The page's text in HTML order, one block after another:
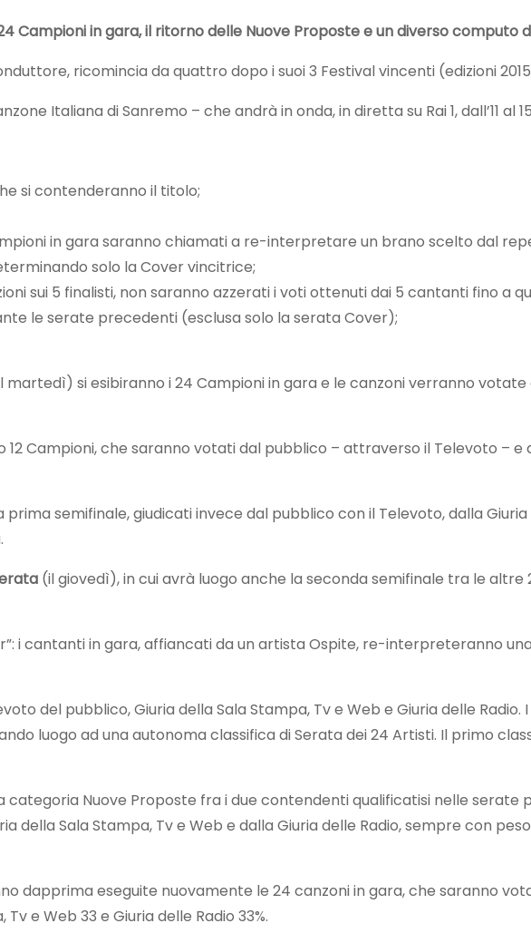
Campioni in gara, il ritorno delle Nuove Proposte e un diverso computo
ricomincia da quattro dopo i suoi 3 Festival vincenti (edizioni
Italiana di Sanremo – che andrà in onda, in diretta su Rai 1, dall’11 al
si contenderanno il titolo;
in gara saranno chiamati a re-interpretare un brano scelto dal
solo la Cover vincitrice;
sui 5 finalisti, non saranno azzerati i voti ottenuti dai 5 cantanti fino a
le serate precedenti (esclusa solo la serata Cover);
martedì) si esibiranno i 24 Campioni in gara e le canzoni verranno votate
Campioni, che saranno votati dal pubblico – attraverso il Televoto – e
semifinale, giudicati invece dal pubblico con il Televoto, dalla
(il giovedì), in cui avrà luogo anche la seconda semifinale tra le altre
i cantanti in gara, affiancati da un artista Ospite, re-interpreteranno
del pubblico, Giuria della Sala Stampa, Tv e Web e Giuria delle
luogo ad una autonoma classifica di Serata dei 24 Artisti. Il primo
Nuove Proposte fra i due contendenti qualificatisi nelle serate
della Sala Stampa, Tv e Web e dalla Giuria delle Radio, sempre con
dapprima eseguite nuovamente le 24 canzoni in gara, che saranno
e Web 33 e Giuria delle Radio 33%.